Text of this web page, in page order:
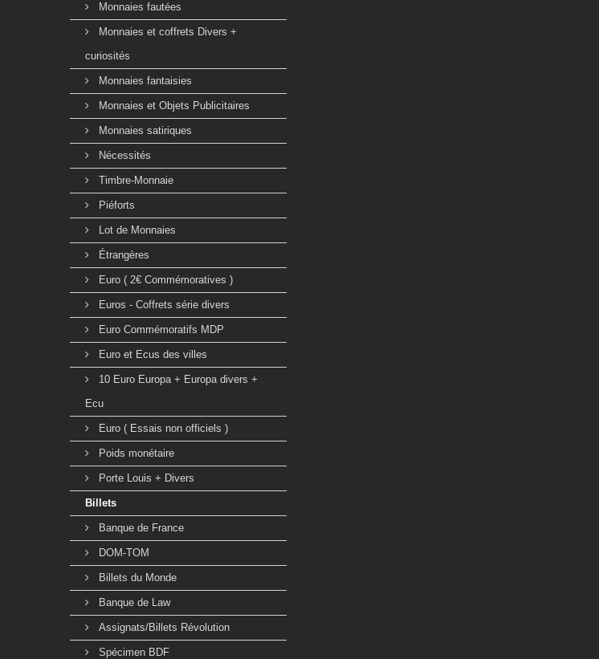
Monnaies fautées
Monnaies et coffrets Divers +
curiosités
Monnaies fantaisies
Monnaies et Objets Publicitaires
Monnaies satiriques
Nécessités
Timbre-Monnaie
Piéforts
Lot de Monnaies
Étrangères
Euro ( 2€ Commémoratives )
Euros - Coffrets série divers
Euro Commémoratifs MDP
Euro et Ecus des villes
10 Euro Europa + Europa divers +
Ecu
Euro ( Essais non officiels )
Poids monétaire
Porte Louis + Divers
Billets
Banque de France
DOM-TOM
Billets du Monde
Banque de Law
Assignats/Billets Révolution
Spécimen BDF